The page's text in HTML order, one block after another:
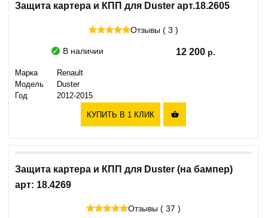
Защита картера и КПП для Duster арт.18.2605
Отзывы ( 3 )
В наличии 12 200
Марка
Renault
Модель
Duster
Год
2012-2015
КУПИТЬ В 1 КЛИК 
Защита картера и КПП для Duster (на бампер)
арт: 18.4269
Отзывы ( 37 )